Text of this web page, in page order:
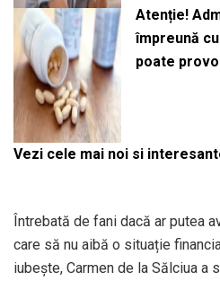
Atenție!
împreună
poate
Vezi cele mai noi si
Întrebată de fani dacă ar putea
care să nu aibă o situație
iubește, Carmen de la Sălciua a